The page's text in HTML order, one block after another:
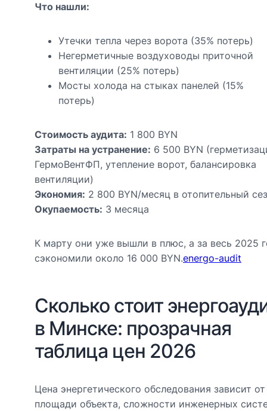
Что нашли:
Утечки тепла через ворота (35% потерь)
Негерметичные воздуховоды приточной
вентиляции (25% потерь)
Мосты холода на стыках панелей (15%
потерь)
Стоимость аудита: 1 800 BYN
Затраты на устранение: 6 500 BYN
ГермоВентФП, утепление ворот, балансировка
вентиляции)
Экономия: 2 800 BYN/месяц в отопительный
Окупаемость: 3 месяца
К марту они уже вышли в плюс, а за весь 2025
сэкономили около 16 000 BYN.energo-audit
Сколько стоит
в Минске: прозрачная
таблица цен 2026
Цена энергетического обследования зависит от
площади объекта, сложности инженерных